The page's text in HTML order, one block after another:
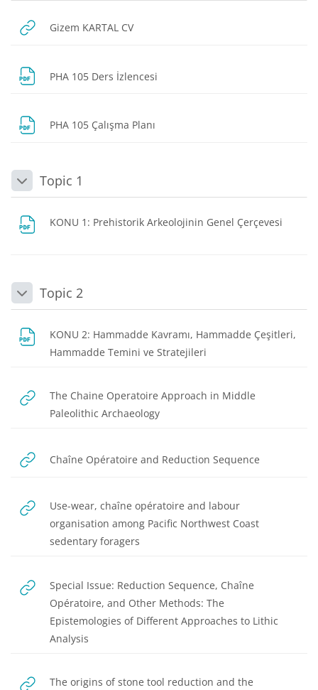
Gizem KARTAL CVURL
PHA 105 Ders İzlencesi
PHA 105 Çalışma Planı
DaraltTopic 1
KONU 1: Prehistorik Arkeolojinin Genel Çerçevesi
DaraltTopic 2
KONU 2: Hammadde Kavramı, Hammadde Çeşitleri,
Hammadde Temini ve Stratejileri
The Chaine Operatoire Approach in Middle
Paleolithic ArchaeologyURL
Chaîne Opératoire and Reduction Sequence
Use-wear, chaîne opératoire and labour
organisation among Pacific Northwest Coast
sedentary foragers
Special Issue: Reduction Sequence, Chaîne
Opératoire, and Other Methods: The
Epistemologies of Different Approaches to Lithic
Analysis
The origins of stone tool reduction and the